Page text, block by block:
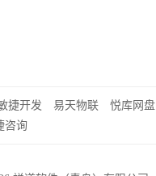
捷开发 易天物联 悦库网盘
咨询